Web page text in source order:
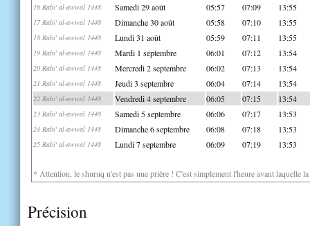
16 Rabi' al-awwal 1448 Samedi 29 août 05:57 07:09 13:55
17 Rabi' al-awwal 1448 Dimanche 30 août 05:58 07:10 13:55
18 Rabi' al-awwal 1448 Lundi 31 août 05:59 07:11 13:55
19 Rabi' al-awwal 1448 Mardi 1 septembre 06:01 07:12 13:54
20 Rabi' al-awwal 1448 Mercredi 2 septembre 06:02 07:13 13:54
21 Rabi' al-awwal 1448 Jeudi 3 septembre 06:04 07:14 13:54
22 Rabi' al-awwal 1448 Vendredi 4 septembre 06:05 07:15 13:54
23 Rabi' al-awwal 1448 Samedi 5 septembre 06:06 07:17 13:53
24 Rabi' al-awwal 1448 Dimanche 6 septembre 06:08 07:18 13:53
25 Rabi' al-awwal 1448 Lundi 7 septembre 06:09 07:19 13:53
* Attention, le shuruq n'est pas une prière ! C'est simplement l'heure avant laquelle
Précision